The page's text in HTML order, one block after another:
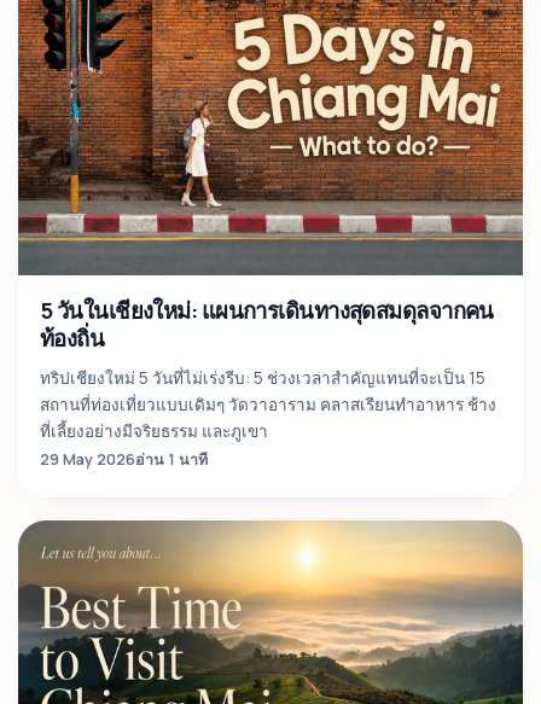
5 วันในเชียงใหม่: แผนการเดินทางสุดสมดุลจากคน
ท้องถิ่น
ทริปเชียงใหม่ 5 วันที่ไม่เร่งรีบ: 5 ช่วงเวลาสำคัญแทนที่จะเป็น 15
สถานที่ท่องเที่ยวแบบเดิมๆ วัดวาอาราม คลาสเรียนทำอาหาร ช้าง
ที่เลี้ยงอย่างมีจริยธรรม และภูเขา
29 May 2026อ่าน 1 นาที